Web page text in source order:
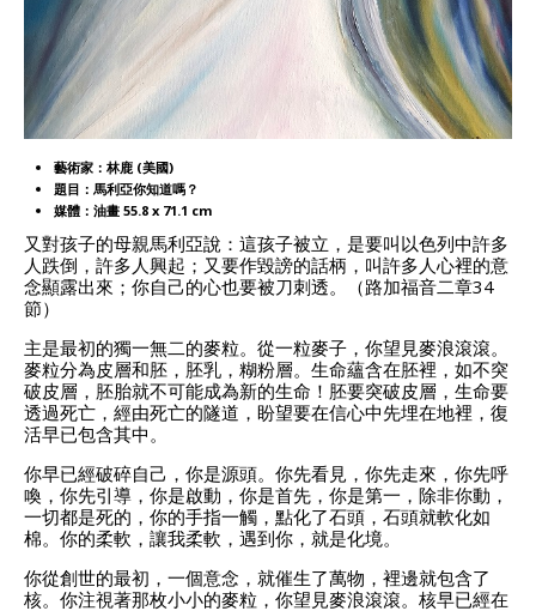
藝術家：林鹿 (美國)
題目：馬利亞你知道嗎？
媒體：油畫 55.8 x 71.1 cm
又對孩子的母親馬利亞說：這孩子被立，是要叫以色列中許多
人跌倒，許多人興起；又要作毀謗的話柄，叫許多人心裡的意
念顯露出來；你自己的心也要被刀刺透。（路加福音二章34
節）
主是最初的獨一無二的麥粒。從一粒麥子，你望見麥浪滾滾。
麥粒分為皮層和胚，胚乳，糊粉層。生命蘊含在胚裡，如不突
破皮層，胚胎就不可能成為新的生命！胚要突破皮層，生命要
透過死亡，經由死亡的隧道，盼望要在信心中先埋在地裡，復
活早已包含其中。
你早已經破碎自己，你是源頭。你先看見，你先走來，你先呼
喚，你先引導，你是啟動，你是首先，你是第一，除非你動，
一切都是死的，你的手指一觸，點化了石頭，石頭就軟化如
棉。你的柔軟，讓我柔軟，遇到你，就是化境。
你從創世的最初，一個意念，就催生了萬物，裡邊就包含了
核。你注視著那枚小小的麥粒，你望見麥浪滾滾。核早已經在